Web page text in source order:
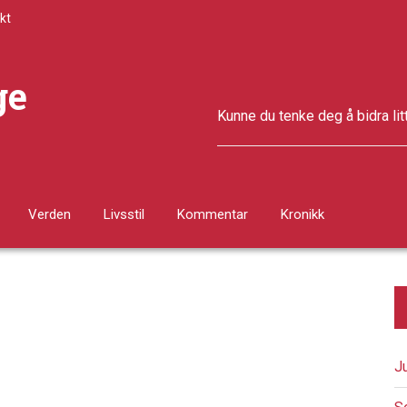
Kunne du tenke deg å bidra
Verden Livsstil Kommentar Kronikk